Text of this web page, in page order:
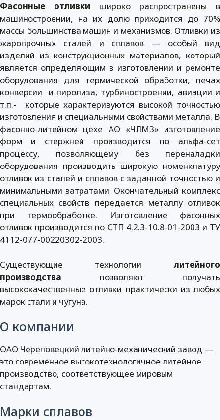
Фасонные отливки широко распространены в
машиностроении, на их долю приходится до 70%
массы большинства машин и механизмов. Отливки из
жаропрочных сталей и сплавов — особый вид
изделий из конструкционных материалов, который
является определяющим в изготовлении и ремонте
оборудования для термической обработки, печах
конверсии и пиролиза, турбиностроении, авиации и
т.п.- которые характеризуются высокой точностью
изготовления и специальными свойствами металла. В
фасонно-литейном цехе АО «ЧЛМЗ» изготовление
форм и стержней производится по альфа-сет
процессу, позволяющему без переналадки
оборудования производить широкую номенклатуру
отливок из сталей и сплавов с заданной точностью и
минимальными затратами. Окончательный комплекс
специальных свойств передается металлу отливок
при термообработке. Изготовление фасонных
отливок производится по СТП 4.2.3-10.8-01-2003 и ТУ
4112-077-00220302-2003.
Существующие технологии литейного
производства позволяют получать
высококачественные отливки практически из любых
марок стали и чугуна.
О компании
ОАО Череповецкий литейно-механический завод —
это современное высокотехнологичное литейное
производство, соответствующее мировым
стандартам.
Марки сплавов